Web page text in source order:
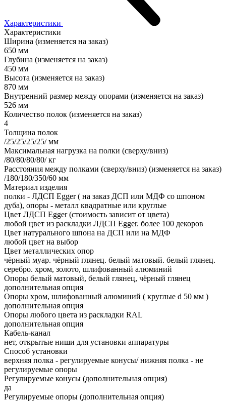
Характеристики
Характеристики
Ширина (изменяется на заказ)
650 мм
Глубина (изменяется на заказ)
450 мм
Высота (изменяется на заказ)
870 мм
Внутренний размер между опорами (изменяется на заказ)
526 мм
Количество полок (изменяется на заказ)
4
Толщина полок
/25/25/25/25/ мм
Максимальная нагрузка на полки (сверху/вниз)
/80/80/80/80/ кг
Расстояния между полками (сверху/вниз) (изменяется на заказ)
/180/180/350/60 мм
Материал изделия
полки - ЛДСП Egger ( на заказ ДСП или МДФ со шпоном
дуба), опоры - металл квадратные или круглые
Цвет ЛДСП Egger (стоимость зависит от цвета)
любой цвет из раскладки ЛДСП Egger. более 100 декоров
Цвет натурального шпона на ДСП или на МДФ
любой цвет на выбор
Цвет металлических опор
чёрный муар. чёрный глянец. белый матовый. белый глянец.
серебро. хром, золото, шлифованный алюминий
Опоры белый матовый, белый глянец, чёрный глянец
дополнительная опция
Опоры хром, шлифованный алюминий ( круглые d 50 мм )
дополнительная опция
Опоры любого цвета из раскладки RAL
дополнительная опция
Кабель-канал
нет, открытые ниши для установки аппаратуры
Способ установки
верхняя полка - регулируемые конусы/ нижняя полка - не
регулируемые опоры
Регулируемые конусы (дополнительная опция)
да
Регулируемые опоры (дополнительная опция)